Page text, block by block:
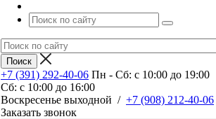
+7 (391) 292-40-06 Пн - Сб: c 10:00 до 19:00
Сб: c 10:00 до 16:00
​Воскресенье выходной / +7 (908) 212-40-06
Заказать звонок